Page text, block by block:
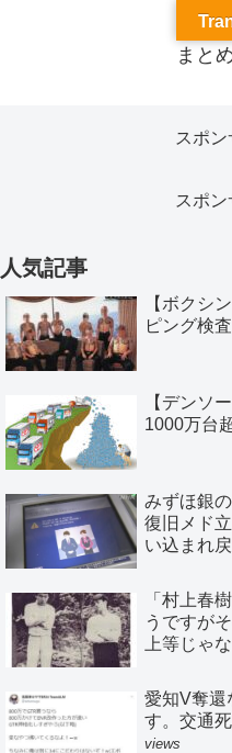
まと
スポン
スポン
人気記事
【ボクシ
ピング検
【デンソ
1000万台
みずほ銀
復旧メド
い込まれ
「村上春
うですが
上等じゃ
愛知V奪還
す。交通
views